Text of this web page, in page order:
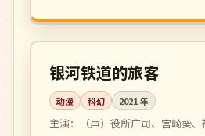
日本
4K
银河铁道的旅客
动漫 科幻 2021年
主演： （声）役所广司、宫崎葵